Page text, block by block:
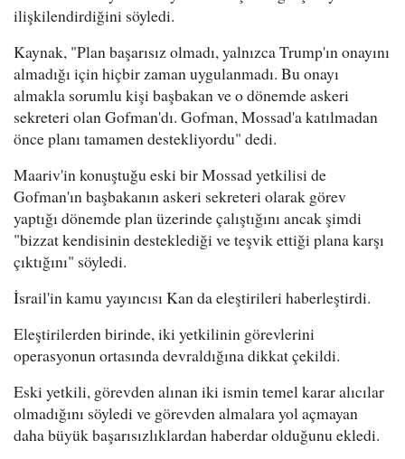
ilişkilendirdiğini söyledi.
Kaynak, "Plan başarısız olmadı, yalnızca Trump'ın onayını
almadığı için hiçbir zaman uygulanmadı. Bu onayı
almakla sorumlu kişi başbakan ve o dönemde askeri
sekreteri olan Gofman'dı. Gofman, Mossad'a katılmadan
önce planı tamamen destekliyordu" dedi.
Maariv'in konuştuğu eski bir Mossad yetkilisi de
Gofman'ın başbakanın askeri sekreteri olarak görev
yaptığı dönemde plan üzerinde çalıştığını ancak şimdi
"bizzat kendisinin desteklediği ve teşvik ettiği plana karşı
çıktığını" söyledi.
İsrail'in kamu yayıncısı Kan da eleştirileri haberleştirdi.
Eleştirilerden birinde, iki yetkilinin görevlerini
operasyonun ortasında devraldığına dikkat çekildi.
Eski yetkili, görevden alınan iki ismin temel karar alıcılar
olmadığını söyledi ve görevden almalara yol açmayan
daha büyük başarısızlıklardan haberdar olduğunu ekledi.